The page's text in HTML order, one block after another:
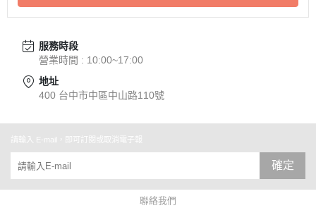
服務時段
營業時間 : 10:00~17:00
地址
400 台中市中區中山路110號
請輸入 E-mail，即可訂閱或取消電子報
確定
聯絡我們